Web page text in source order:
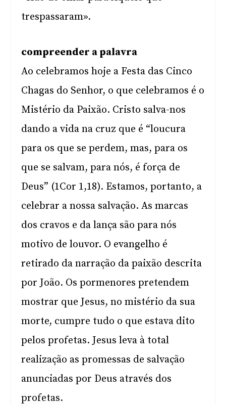
trespassaram».
compreender a palavra
Ao celebramos hoje a Festa das Cinco
Chagas do Senhor, o que celebramos é o
Mistério da Paixão. Cristo salva-nos
dando a vida na cruz que é “loucura
para os que se perdem, mas, para os
que se salvam, para nós, é força de
Deus” (1Cor 1,18). Estamos, portanto, a
celebrar a nossa salvação. As marcas
dos cravos e da lança são para nós
motivo de louvor. O evangelho é
retirado da narração da paixão descrita
por João. Os pormenores pretendem
mostrar que Jesus, no mistério da sua
morte, cumpre tudo o que estava dito
pelos profetas. Jesus leva à total
realização as promessas de salvação
anunciadas por Deus através dos
profetas.